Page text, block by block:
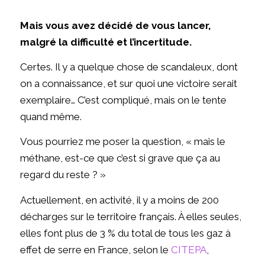
Mais vous avez décidé de vous lancer,
malgré la difficulté et l’incertitude.
Certes. Il y a quelque chose de scandaleux, dont
on a connaissance, et sur quoi une victoire serait
exemplaire… C’est compliqué, mais on le tente
quand même.
Vous pourriez me poser la question, « mais le
méthane, est-ce que c’est si grave que ça au
regard du reste ? »
Actuellement, en activité, il y a moins de 200
décharges sur le territoire français. À elles seules,
elles font plus de 3 % du total de tous les gaz à
effet de serre en France, selon le CITEPA,